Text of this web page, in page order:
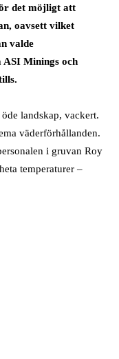
det möjligt att
oavsett vilket
valde
Minings och
landskap, vackert.
väderförhållanden.
i gruvan Roy
temperaturer –